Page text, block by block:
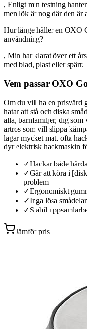
, Enligt min testning
men lök är nog där den är
Hur länge håller en OXO
användning?
, Min har klarat över ett
med blad, plast eller spärr.
Vem passar OXO
Om du vill ha en prisvärd
hatar att stå och diska
alla, barnfamiljer, dig som
artros som vill slippa
lagar mycket mat, ofta
dyr elektrisk hackmaskin
✓Hackar både
✓Går att köra i
problem
✓Ergonomiskt
✓Inga lösa
✓Stabil
Jämför pris